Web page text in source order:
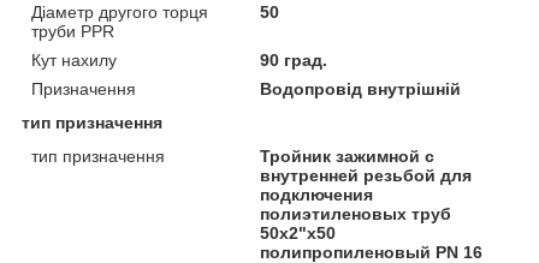
Діаметр другого торця
труби PPR
50
Кут нахилу
90 град.
Призначення
Водопровід внутрішній
тип призначення
тип призначення
Тройник зажимной с
внутренней резьбой для
подключения
полиэтиленовых труб
50х2"х50
полипропиленовый PN 16